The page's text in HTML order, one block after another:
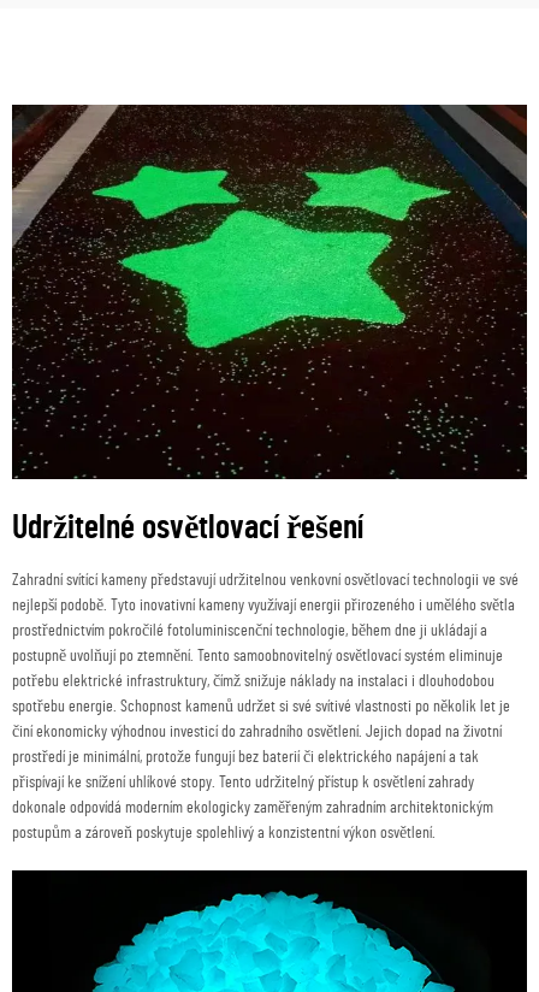
Udržitelné osvětlovací řešení
Zahradní svítící kameny představují udržitelnou venkovní osvětlovací technologii ve své
nejlepší podobě. Tyto inovativní kameny využívají energii přirozeného i umělého světla
prostřednictvím pokročilé fotoluminiscenční technologie, během dne ji ukládají a
postupně uvolňují po ztemnění. Tento samoobnovitelný osvětlovací systém eliminuje
potřebu elektrické infrastruktury, čímž snižuje náklady na instalaci i dlouhodobou
spotřebu energie. Schopnost kamenů udržet si své svítivé vlastnosti po několik let je
činí ekonomicky výhodnou investicí do zahradního osvětlení. Jejich dopad na životní
prostředí je minimální, protože fungují bez baterií či elektrického napájení a tak
přispívají ke snížení uhlíkové stopy. Tento udržitelný přístup k osvětlení zahrady
dokonale odpovídá moderním ekologicky zaměřeným zahradním architektonickým
postupům a zároveň poskytuje spolehlivý a konzistentní výkon osvětlení.